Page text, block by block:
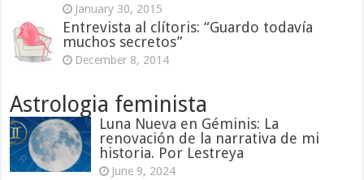
January 30, 2015
Entrevista al clítoris: “Guardo todavía
muchos secretos”
December 8, 2014
Astrologia feminista
Luna Nueva en Géminis: La
renovación de la narrativa de mi
historia. Por Lestreya
June 9, 2024